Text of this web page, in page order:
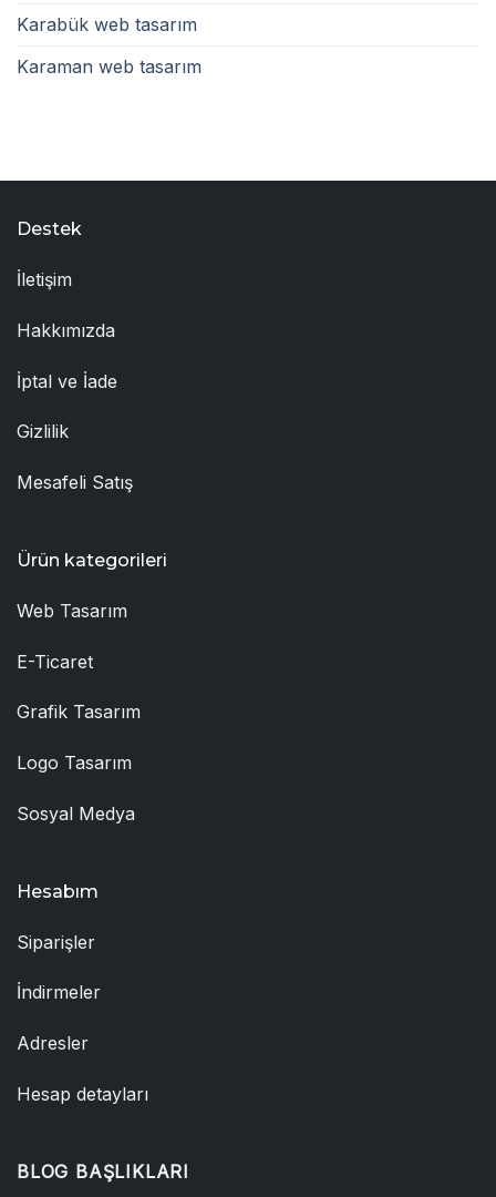
Karabük web tasarım
Karaman web tasarım
Destek
İletişim
Hakkımızda
İptal ve İade
Gizlilik
Mesafeli Satış
Ürün kategorileri
Web Tasarım
E-Ticaret
Grafik Tasarım
Logo Tasarım
Sosyal Medya
Hesabım
Siparişler
İndirmeler
Adresler
Hesap detayları
BLOG BAŞLIKLARI